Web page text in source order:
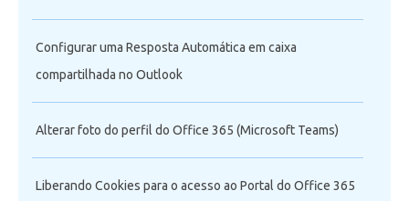
Configurar uma Resposta Automática em caixa
compartilhada no Outlook
Alterar foto do perfil do Office 365 (Microsoft Teams)
Liberando Cookies para o acesso ao Portal do Office 365